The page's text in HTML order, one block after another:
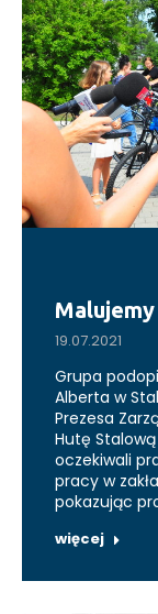
19.07.2021
Grupa
Alberta w
Prezesa
Hutę
oczekiwali
pracy w
pokazując
więcej